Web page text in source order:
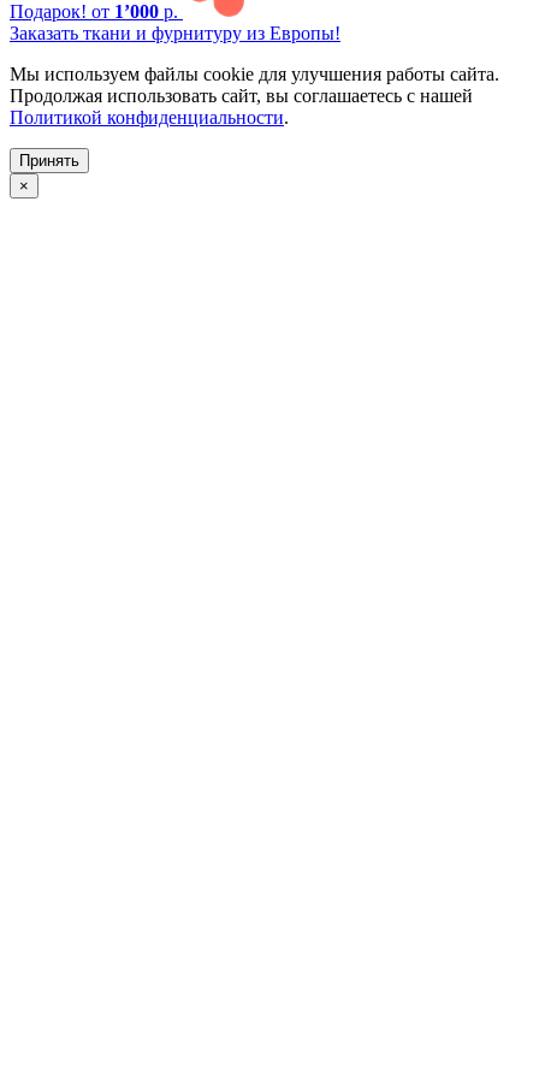
Подарок! от 1’000 р.
Заказать ткани и фурнитуру из Европы!
Мы используем файлы cookie для улучшения работы сайта.
Продолжая использовать сайт, вы соглашаетесь с нашей
Политикой конфиденциальности.
Принять
×